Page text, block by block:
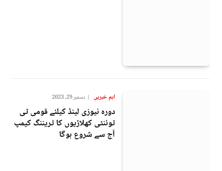
اہم خبریں دسمبر 29, 2023
دورہ نیوزی لینڈ کیلئے قومی ٹی
ٹوئنٹی کھلاڑیوں کا ٹریننگ کیمپ
آج سے شروع ہوگا